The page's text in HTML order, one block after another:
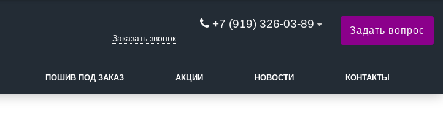
+7 (919) 326-03-89
Заказать звонок
Задать вопрос
ПОШИВ ПОД ЗАКАЗ АКЦИИ НОВОСТИ КОНТАКТЫ